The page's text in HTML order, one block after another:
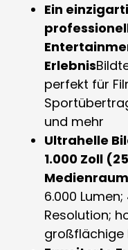
Ein
Erlebnis
perfekt für
und mehr
Ultrahelle
1.000 Zoll
Medienraum
6.000
Resolution;
großflächige